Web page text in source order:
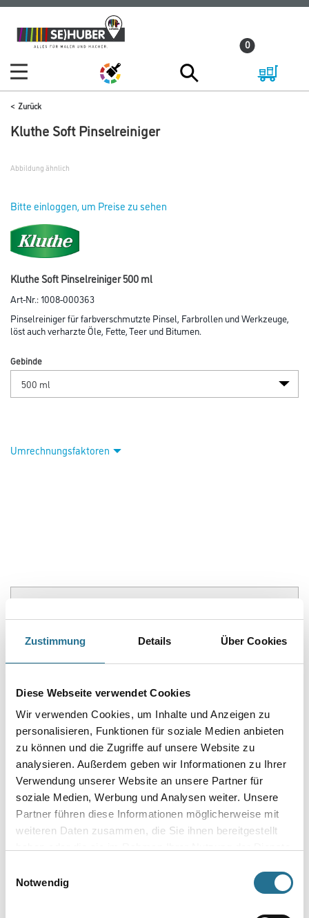
Zustimmung Details Über Cookies
Diese Webseite verwendet Cookies
Wir verwenden Cookies, um Inhalte und Anzeigen zu
personalisieren, Funktionen für soziale Medien anbieten
zu können und die Zugriffe auf unsere Website zu
analysieren. Außerdem geben wir Informationen zu Ihrer
Verwendung unserer Website an unsere Partner für
soziale Medien, Werbung und Analysen weiter. Unsere
Partner führen diese Informationen möglicherweise mit
weiteren Daten zusammen, die Sie ihnen bereitgestellt
Notwendig
Zum
Inhalt
Zum
Navigationsmenü
0
Zurück
Kluthe Soft Pinselreiniger
Abbildung ähnlich
Bitte einloggen, um Preise zu sehen
Kluthe Soft Pinselreiniger 500 ml
Art-Nr.:1008-000363
Pinselreiniger für farbverschmutzte Pinsel, Farbrollen und Werkzeuge,
löst auch verharzte Öle, Fette, Teer und Bitumen.
Gebinde
Umrechnungsfaktoren
Produkteigenschaft
Material-, Umluft- und Untergrundtemperatur mindestens 5°C.
Nicht bei extrem hoher Luftfeuchtigkeit (Nebelnässe), Regen oder
direkter Sonneneinstrahlung verarbeiten. Vorsicht bei Gefahr von
Nachtfrost.
Verarbeitungszeit
- Staubtrocken ca. 30 Min.
- Grifffest ca. 1 Std.
- Überstreichbar ca. 5 - 6 Std.
Verbrauch